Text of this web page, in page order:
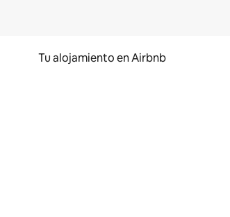
Tu alojamiento en Airbnb